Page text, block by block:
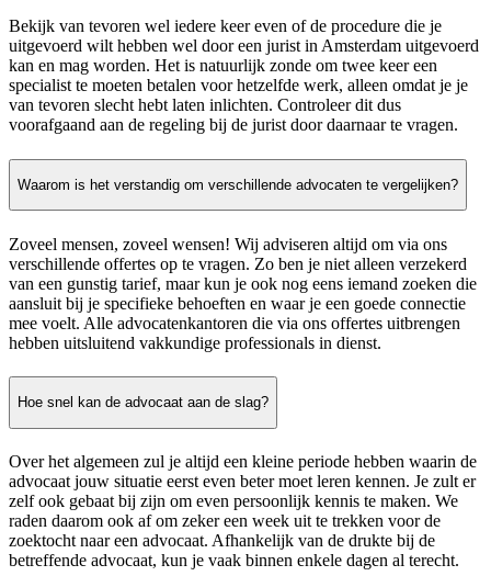
Bekijk van tevoren wel iedere keer even of de procedure die je
uitgevoerd wilt hebben wel door een jurist in Amsterdam uitgevoerd
kan en mag worden. Het is natuurlijk zonde om twee keer een
specialist te moeten betalen voor hetzelfde werk, alleen omdat je je
van tevoren slecht hebt laten inlichten. Controleer dit dus
voorafgaand aan de regeling bij de jurist door daarnaar te vragen.
Waarom is het verstandig om verschillende advocaten te vergelijken?
Zoveel mensen, zoveel wensen! Wij adviseren altijd om via ons
verschillende offertes op te vragen. Zo ben je niet alleen verzekerd
van een gunstig tarief, maar kun je ook nog eens iemand zoeken die
aansluit bij je specifieke behoeften en waar je een goede connectie
mee voelt. Alle advocatenkantoren die via ons offertes uitbrengen
hebben uitsluitend vakkundige professionals in dienst.
Hoe snel kan de advocaat aan de slag?
Over het algemeen zul je altijd een kleine periode hebben waarin de
advocaat jouw situatie eerst even beter moet leren kennen. Je zult er
zelf ook gebaat bij zijn om even persoonlijk kennis te maken. We
raden daarom ook af om zeker een week uit te trekken voor de
zoektocht naar een advocaat. Afhankelijk van de drukte bij de
betreffende advocaat, kun je vaak binnen enkele dagen al terecht.